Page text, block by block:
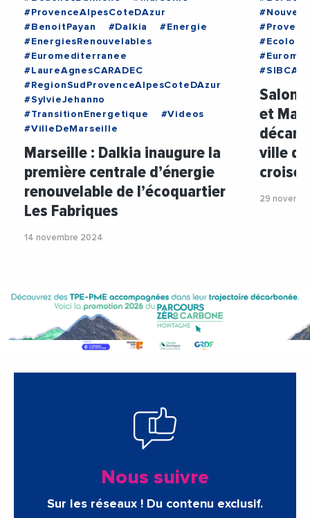
#ProvenceAlpesCoteDAzur
#BenoitPayan
#Dalkia
#Energie
#EnergiesRenouvelables
#Euromediterranee
#LaureAgnesCARADEC
#RegionSudProvenceAlpesCoteDAzur
#SylvieJehanno
#TransitionEnergetique
#Videos
#VilleDeMarseille
Marseille : Dalkia inaugure la
première centrale d’énergie
renouvelable de l’écoquartier
Les Fabriques
14 novembre 2024
#SIBCA
Salon
et
ville
29
Nous suivre
Sur les réseaux ! Du contenu exclusif.